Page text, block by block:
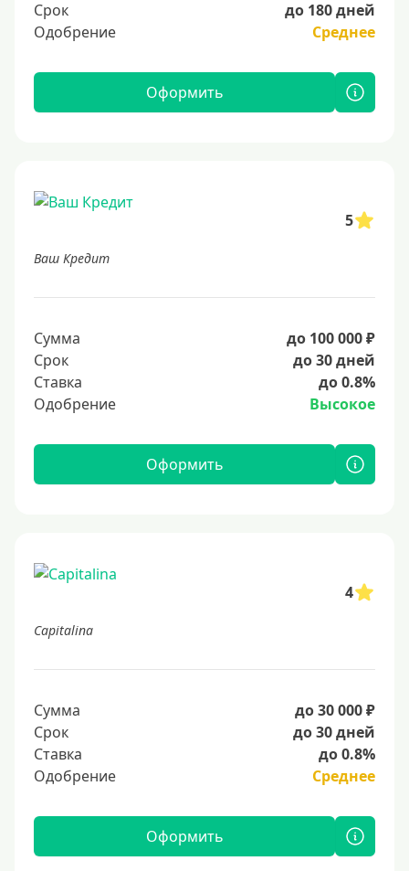
Срок
до 180 дней
Одобрение
Среднее
Оформить
5
Ваш Кредит
Сумма
до 100 000 ₽
Срок
до 30 дней
Ставка
до 0.8%
Одобрение
Высокое
Оформить
4
Capitalina
Сумма
до 30 000 ₽
Срок
до 30 дней
Ставка
до 0.8%
Одобрение
Среднее
Оформить